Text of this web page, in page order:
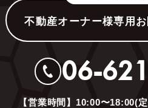
不動産オーナー様専用
06-
【営業時間】10:00〜18:00(